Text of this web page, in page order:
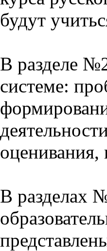
будут
В разделе
системе:
оценивания,
В разделах